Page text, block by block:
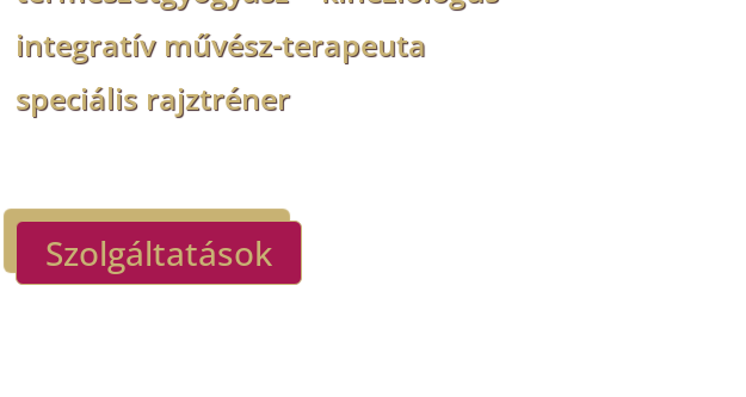
integratív művész-terapeuta
speciális rajztréner
Szolgáltatások